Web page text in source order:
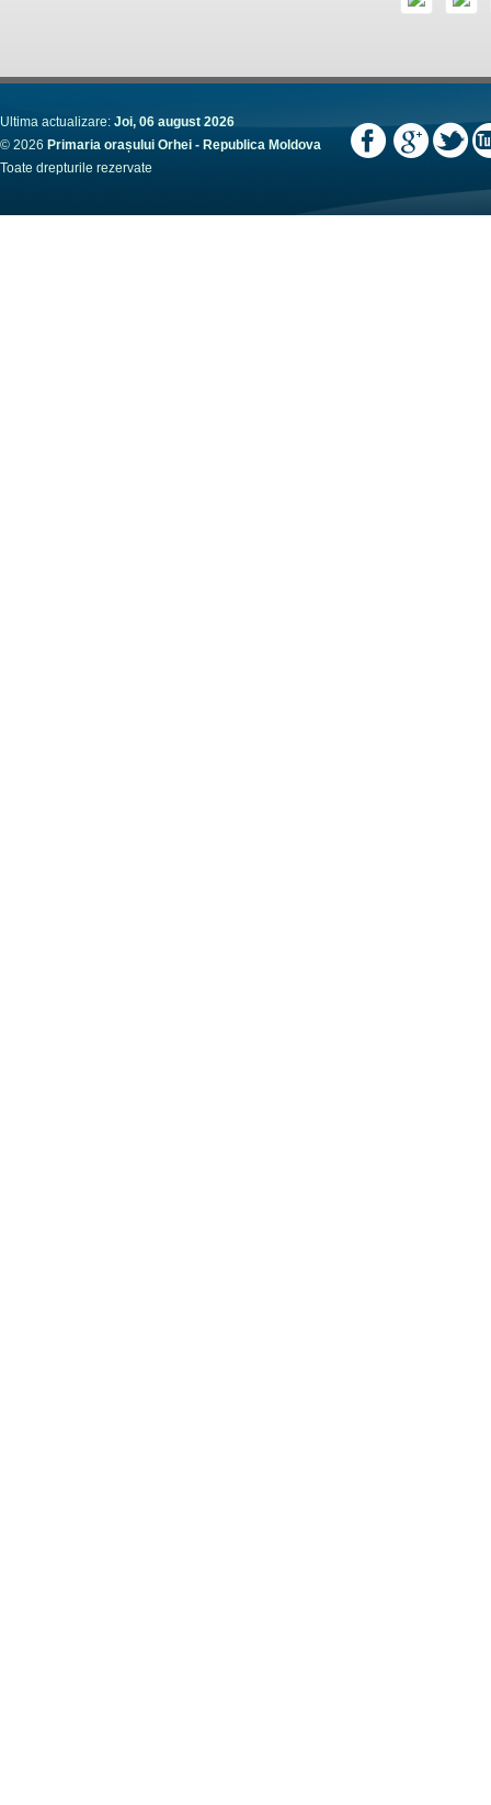
Ultima actualizare: Joi, 06 august 2026
© 2026 Primaria orașului Orhei - Republica Moldova
Toate drepturile rezervate